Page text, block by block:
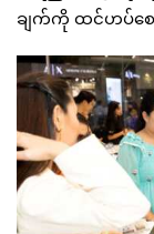
ချက်ကို ထင်ဟပ်စ